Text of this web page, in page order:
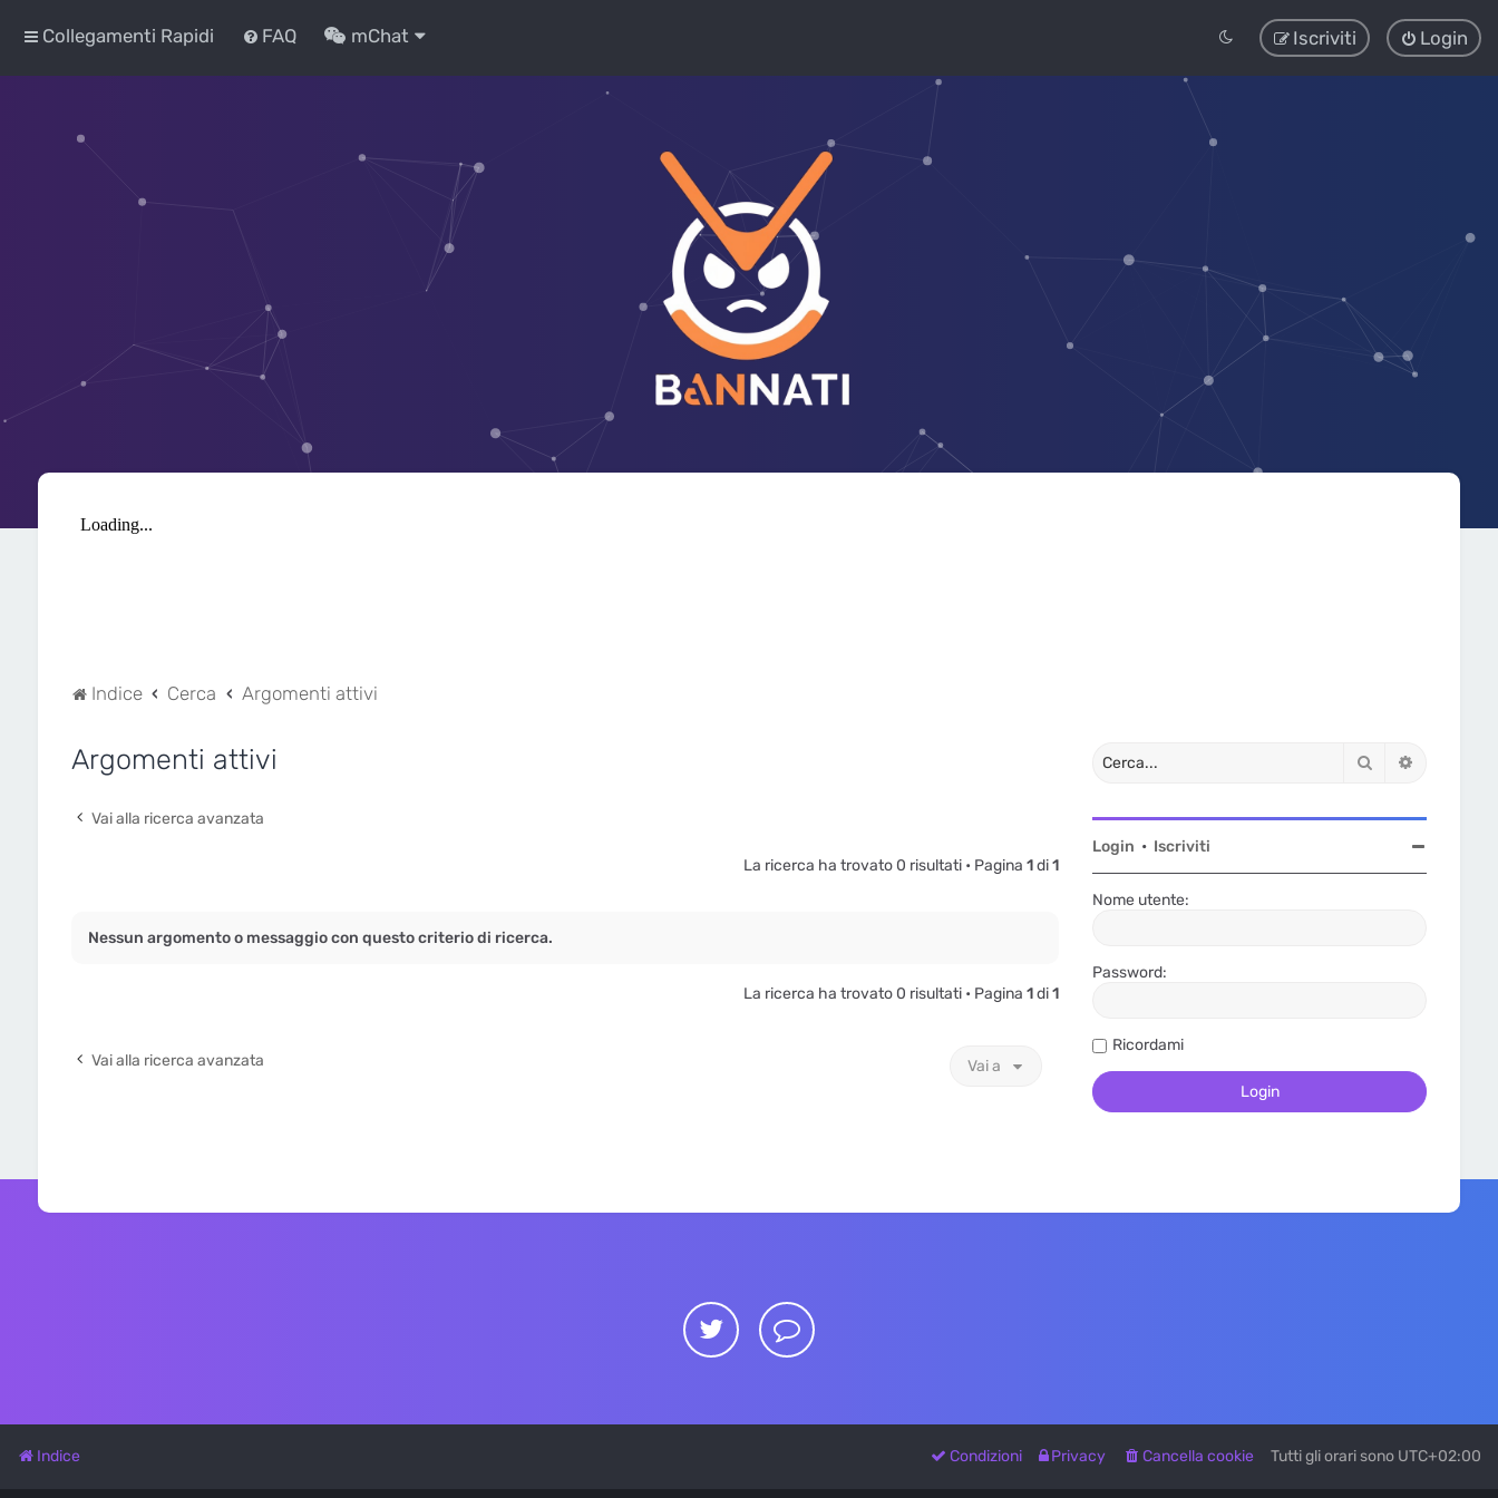
Collegamenti Rapidi FAQ mChat Login
Iscriviti
Indice Cerca Argomenti attivi
Argomenti attivi
Vai alla ricerca avanzata
La ricerca ha trovato 0 risultati • Pagina1di1
Nessun argomento o messaggio con questo criterio di ricerca.
La ricerca ha trovato 0 risultati • Pagina1di1
Vai alla ricerca avanzata Vai a
Cerca
Login • Iscriviti
Nome utente:
Password:
Ricordami
Indice Tutti gli orari sono UTC+02:00
Cancella cookie
Privacy
Condizioni